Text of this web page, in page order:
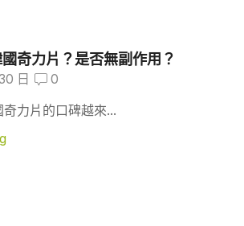
奇力片？是否無副作用？
日 0
力片的口碑越來...